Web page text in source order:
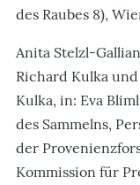
des Raubes 8),
Anita Stelzl-
Richard Kulka
Kulka, in: Eva
des Sammelns,
der
Kommission für